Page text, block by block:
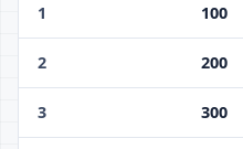
1 100
2 200
3 300